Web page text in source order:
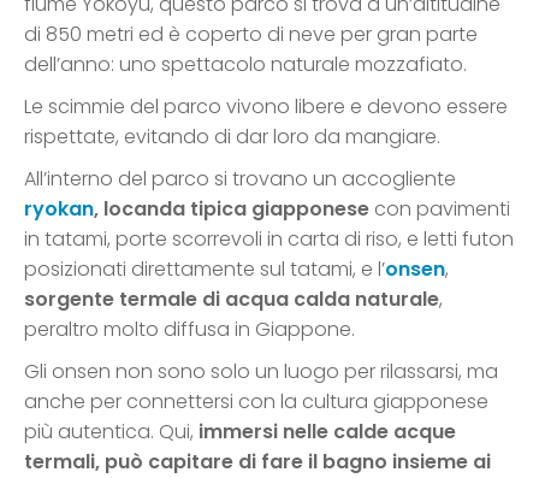
di 850 metri ed è coperto di neve per gran parte
dell’anno: uno spettacolo naturale mozzafiato.
Le scimmie del parco vivono libere e devono essere
rispettate, evitando di dar loro da mangiare.
All’interno del parco si trovano un accogliente
ryokan, locanda tipica giapponese con pavimenti
in tatami, porte scorrevoli in carta di riso, e letti futon
posizionati direttamente sul tatami, e l’onsen,
sorgente termale di acqua calda naturale,
peraltro molto diffusa in Giappone.
Gli onsen non sono solo un luogo per rilassarsi, ma
anche per connettersi con la cultura giapponese
più autentica. Qui, immersi nelle calde acque
termali, può capitare di fare il bagno insieme ai